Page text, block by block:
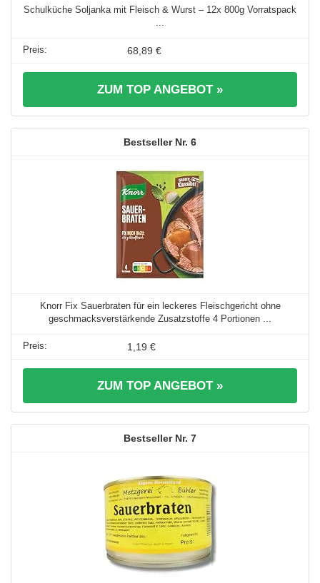
Schulküche Soljanka mit Fleisch & Wurst – 12x 800g Vorratspack
68,89 €
ZUM TOP ANGEBOT »
6
Knorr Fix Sauerbraten für ein leckeres Fleischgericht ohne
geschmacksverstärkende Zusatzstoffe 4 Portionen ...
1,19 €
ZUM TOP ANGEBOT »
7